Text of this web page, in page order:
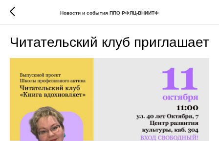
Новости и события ППО РФЯЦ-ВНИИТФ
Читательский клуб приглашает